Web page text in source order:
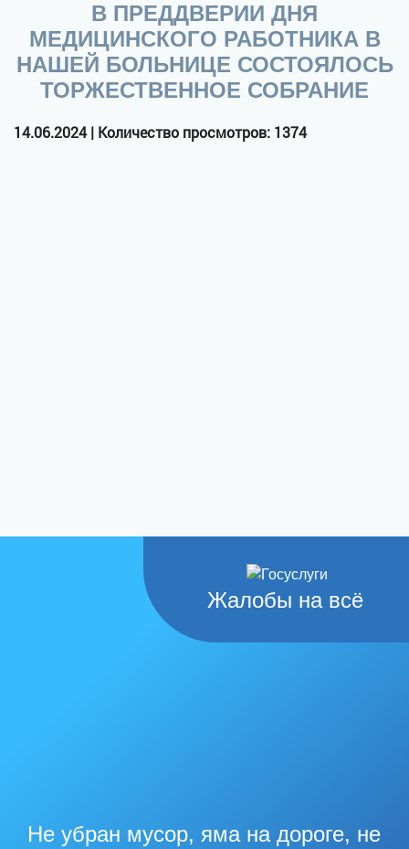
В ПРЕДДВЕРИИ ДНЯ
МЕДИЦИНСКОГО РАБОТНИКА В
НАШЕЙ БОЛЬНИЦЕ СОСТОЯЛОСЬ
ТОРЖЕСТВЕННОЕ СОБРАНИЕ
14.06.2024 | Количество просмотров: 1374
Жалобы на всё
Не убран мусор, яма на дороге, не